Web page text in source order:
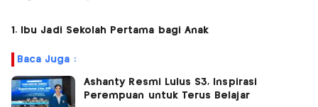
1. Ibu Jadi Sekolah Pertama bagi Anak
Baca Juga :
Ashanty Resmi Lulus S3, Inspirasi
Perempuan untuk Terus Belajar